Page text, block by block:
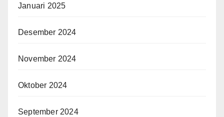
Januari 2025
Desember 2024
November 2024
Oktober 2024
September 2024